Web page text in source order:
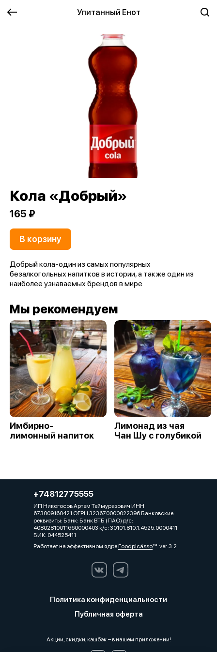
Упитанный Енот
Кола «Добрый»
165 ₽
В корзину
Добрый кола-один из самых популярных
безалкогольных напитков в истории, а также один из
наиболее узнаваемых брендов в мире
Мы рекомендуем
Имбирно-
лимонный напиток
Лимонад из чая
Чан Шу с голубикой
+74812775555
ИП Никогосов Артем Теймуразович ИНН
673009160421 ОГРН 323670000022396 Банковские
реквизиты: Банк: Банк ВТБ (ПАО) р/с:
40802810011660000403 к/с: 30101.810.1.4525.0000411
БИК: 044525411
Работает на эффективном ядреFoodpicássover. 3.2
Политика конфиденциальности
Публичная оферта
Акции, скидки, кэшбэк − в нашем приложении!